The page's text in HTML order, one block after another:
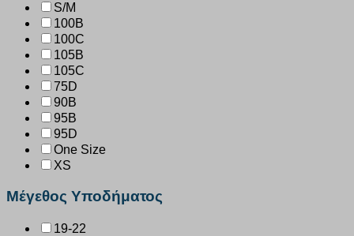
S/M
100B
100C
105B
105C
75D
90B
95B
95D
One Size
XS
Μέγεθος Υποδήματος
19-22